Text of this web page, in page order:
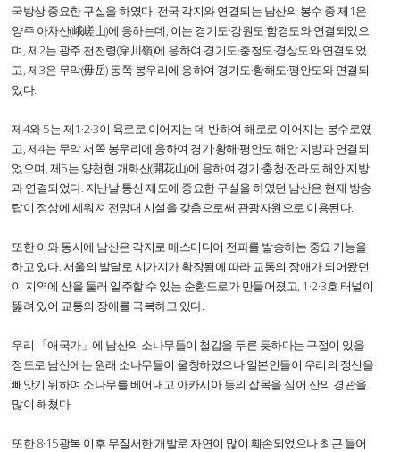
국방상 중요한 구실을 하였다. 전국 각지와 연결되는 남산의 봉수 중 제1은
양주 아차산(峨嵯山)에 응하는데, 이는 경기도·강원도·함경도와 연결되었으
며, 제2는 광주 천천령(穿川嶺)에 응하여 경기도·충청도·경상도와 연결되었
고, 제3은 무악(毋岳) 동쪽 봉우리에 응하여 경기도·황해도·평안도와 연결되
었다.
제4와 5는 제1·2·3이 육로로 이어지는 데 반하여 해로로 이어지는 봉수로였
고, 제4는 무악 서쪽 봉우리에 응하여 경기·황해·평안도 해안 지방과 연결되
었으며, 제5는 양천현 개화산(開花山)에 응하여 경기·충청·전라도 해안 지방
과 연결되었다. 지난날 통신 제도에 중요한 구실을 하였던 남산은 현재 방송
탑이 정상에 세워져 전망대 시설을 갖춤으로써 관광자원으로 이용된다.
또한 이와 동시에 남산은 각지로 매스미디어 전파를 발송하는 중요 기능을
하고 있다. 서울의 발달로 시가지가 확장됨에 따라 교통의 장애가 되어왔던
이 지역에 산을 둘러 일주할 수 있는 순환도로가 만들어졌고, 1·2·3호 터널이
뚫려 있어 교통의 장애를 극복하고 있다.
우리 「애국가」에 남산의 소나무들이 철갑을 두른 듯하다는 구절이 있을
정도로 남산에는 원래 소나무들이 울창하였으나 일본인들이 우리의 정신을
빼앗기 위하여 소나무를 베어내고 아카시아 등의 잡목을 심어 산의 경관을
많이 해쳤다.
또한 8·15광복 이후 무질서한 개발로 자연이 많이 훼손되었으나 최근 들어